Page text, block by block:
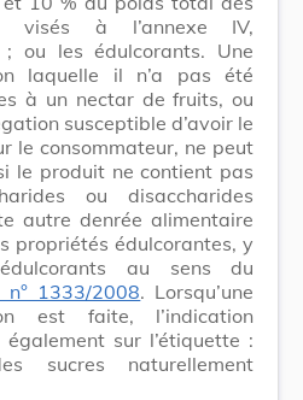
visés à l’annexe IV,
ou les édulcorants. Une
laquelle il n’a pas été
à un nectar de fruits, ou
susceptible d’avoir le
le consommateur, ne peut
le produit ne contient pas
ou disaccharides
autre denrée alimentaire
propriétés édulcorantes, y
au sens du
n° 1333/2008. Lorsqu’une
est faite, l’indication
sur l’étiquette :
sucres naturellement